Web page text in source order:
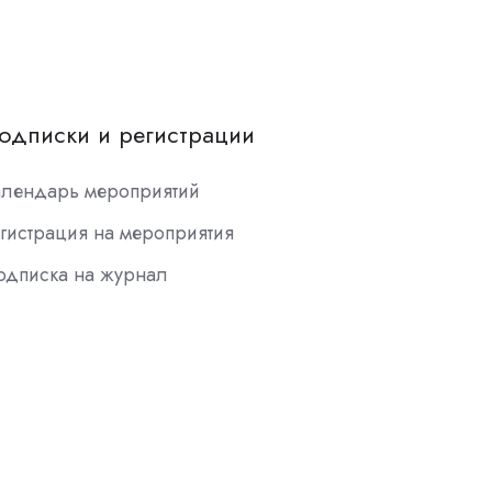
и регистрации
мероприятий
на мероприятия
на журнал